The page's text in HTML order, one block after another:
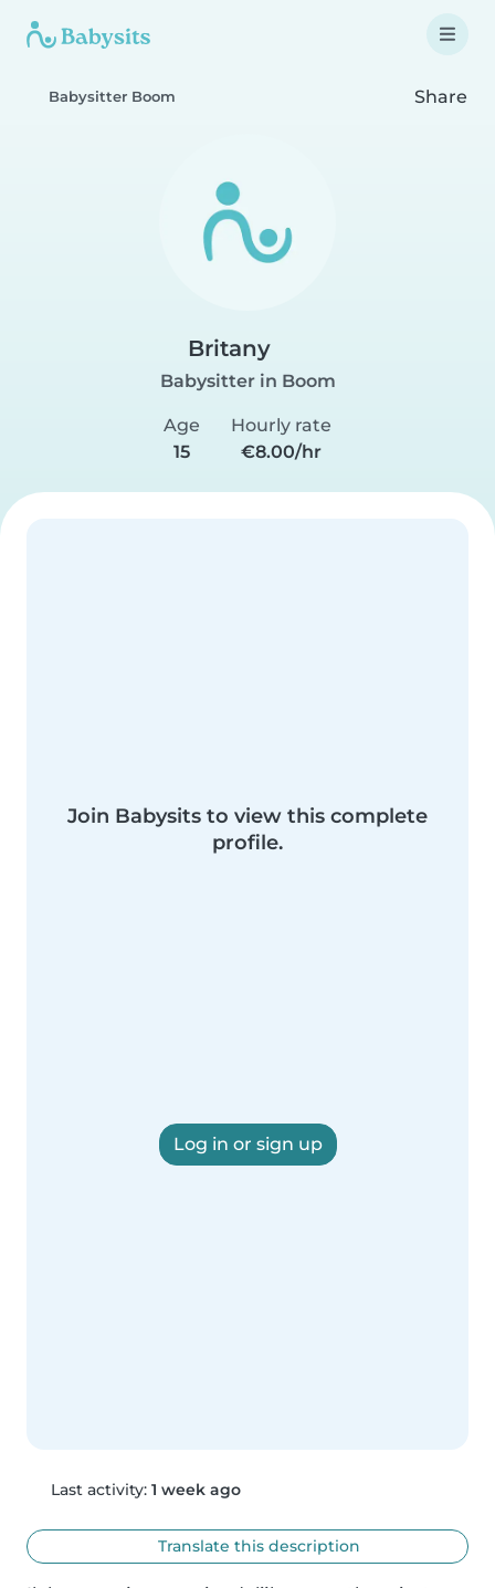
Babysitter Boom Share
Britany
Babysitter in Boom
Age
15
Hourly rate
€8.00/hr
Join Babysits to view this complete
profile.
Log in or sign up
Last activity: 1 week ago
Translate this description